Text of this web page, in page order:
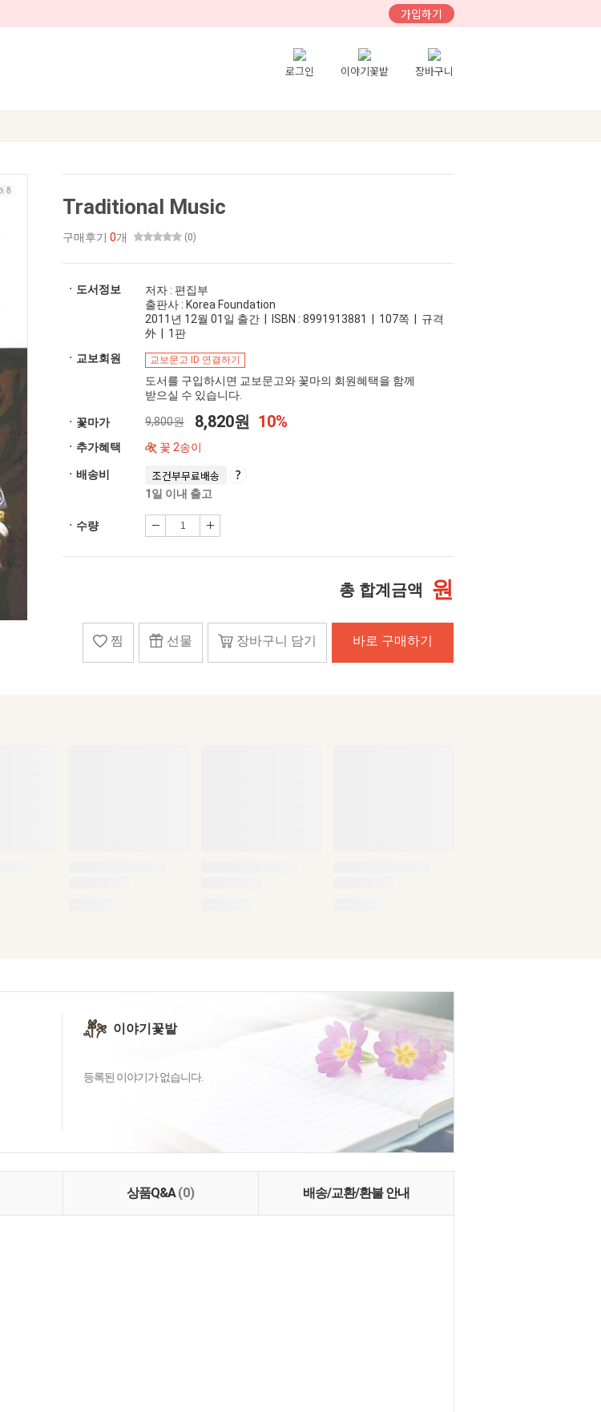
가입하기
로그인 이야기꽃밭 장바구니
Traditional Music
구매후기 0개 (0)
ㆍ도서정보
저자 : 편집부
출판사 : Korea Foundation
2011년 12월 01일 출간 | ISBN : 8991913881 | 107쪽 | 규격
外 | 1판
ㆍ교보회원
교보문고 ID 연결하기
도서를 구입하시면 교보문고와 꽃마의 회원혜택을 함께
받으실 수 있습니다.
ㆍ꽃마가 9,800원 8,820원 10%
ㆍ추가혜택 꽃 2송이
ㆍ배송비 조건부무료배송
1일 이내 출고
ㆍ수량
총 합계금액 원
찜 선물 장바구니 담기 바로 구매하기
이야기꽃밭
등록된 이야기가 없습니다.
상품Q&A(0) 배송/교환/환불 안내